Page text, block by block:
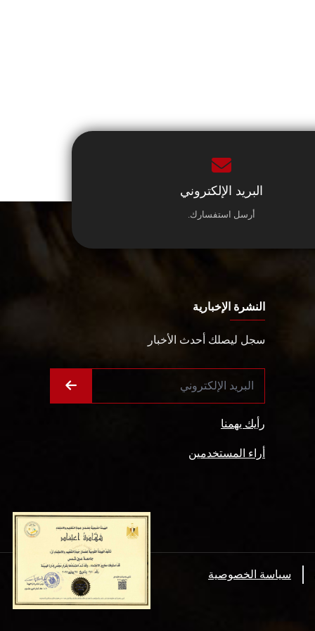
البريد الإلكتروني
أرسل استفسارك.
النشرة الإخبارية
سجل ليصلك أحدث الأخبار
رأيك يهمنا
أراء المستخدمين
سياسة الخصوصية